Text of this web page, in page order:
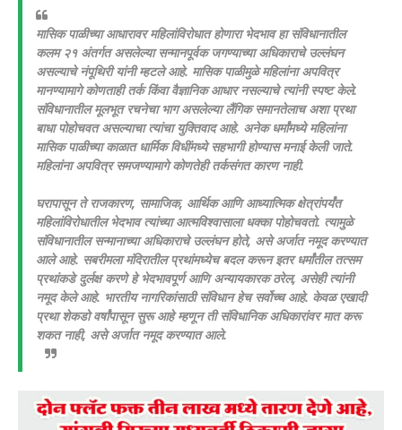
मासिक पाळीच्या आधारावर महिलांविरोधात होणारा भेदभाव हा संविधानातील
कलम २१ अंतर्गत असलेल्या सन्मानपूर्वक जगण्याच्या अधिकाराचे उल्लंघन
असल्याचे नंपूथिरी यांनी म्हटले आहे. मासिक पाळीमुळे महिलांना अपवित्र
मानण्यामागे कोणताही तर्क किंवा वैज्ञानिक आधार नसल्याचे त्यांनी स्पष्ट केले.
संविधानातील मूलभूत रचनेचा भाग असलेल्या लैंगिक समानतेलाच अशा प्रथा
बाधा पोहोचवत असल्याचा त्यांचा युक्तिवाद आहे. अनेक धर्मांमध्ये महिलांना
मासिक पाळीच्या काळात धार्मिक विधींमध्ये सहभागी होण्यास मनाई केली जाते.
महिलांना अपवित्र समजण्यामागे कोणतेही तर्कसंगत कारण नाही.
घरापासून ते राजकारण, सामाजिक, आर्थिक आणि आध्यात्मिक क्षेत्रांपर्यंत
महिलांविरोधातील भेदभाव त्यांच्या आत्मविश्वासाला धक्का पोहोचवतो. त्यामुळे
संविधानातील सन्मानाच्या अधिकाराचे उल्लंघन होते, असे अर्जात नमूद करण्यात
आले आहे. सबरीमला मंदिरातील प्रथांमध्येच बदल करून इतर धर्मांतील तत्सम
प्रथांकडे दुर्लक्ष करणे हे भेदभावपूर्ण आणि अन्यायकारक ठरेल, असेही त्यांनी
नमूद केले आहे. भारतीय नागरिकांसाठी संविधान हेच सर्वोच्च आहे. केवळ एखादी
प्रथा शेकडो वर्षांपासून सुरू आहे म्हणून ती संविधानिक अधिकारांवर मात करू
शकत नाही, असे अर्जात नमूद करण्यात आले.